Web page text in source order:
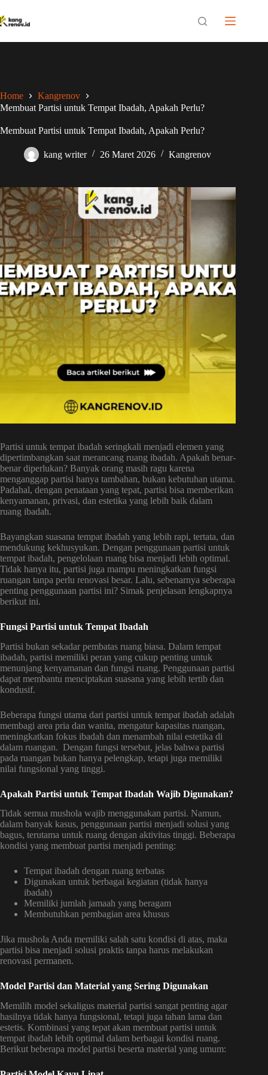
to
content
Home
Kangrenov
Membuat Partisi untuk Tempat Ibadah, Apakah Perlu?
Membuat Partisi untuk Tempat Ibadah, Apakah Perlu?
kang writer 26 Maret 2026 Kangrenov
Partisi untuk tempat ibadah seringkali menjadi elemen yang
dipertimbangkan saat merancang ruang ibadah. Apakah benar-
benar diperlukan? Banyak orang masih ragu karena
menganggap partisi hanya tambahan, bukan kebutuhan utama.
Padahal, dengan penataan yang tepat, partisi bisa memberikan
kenyamanan, privasi, dan estetika yang lebih baik dalam
ruang ibadah.
Bayangkan suasana tempat ibadah yang lebih rapi, tertata, dan
mendukung kekhusyukan. Dengan penggunaan partisi untuk
tempat ibadah, pengelolaan ruang bisa menjadi lebih optimal.
Tidak hanya itu, partisi juga mampu meningkatkan fungsi
ruangan tanpa perlu renovasi besar. Lalu, sebenarnya seberapa
penting penggunaan partisi ini? Simak penjelasan lengkapnya
berikut ini.
Fungsi Partisi untuk Tempat Ibadah
Partisi bukan sekadar pembatas ruang biasa. Dalam tempat
ibadah, partisi memiliki peran yang cukup penting untuk
menunjang kenyamanan dan fungsi ruang. Penggunaan partisi
dapat membantu menciptakan suasana yang lebih tertib dan
kondusif.
Beberapa fungsi utama dari partisi untuk tempat ibadah adalah
membagi area pria dan wanita, mengatur kapasitas ruangan,
meningkatkan fokus ibadah dan menambah nilai estetika di
dalam ruangan. Dengan fungsi tersebut, jelas bahwa partisi
pada ruangan bukan hanya pelengkap, tetapi juga memiliki
nilai fungsional yang tinggi.
Apakah Partisi untuk Tempat Ibadah Wajib Digunakan?
Tidak semua mushola wajib menggunakan partisi. Namun,
dalam banyak kasus, penggunaan partisi menjadi solusi yang
bagus, terutama untuk ruang dengan aktivitas tinggi. Beberapa
kondisi yang membuat partisi menjadi penting:
Tempat ibadah dengan ruang terbatas
Digunakan untuk berbagai kegiatan (tidak hanya
ibadah)
Memiliki jumlah jamaah yang beragam
Membutuhkan pembagian area khusus
Jika mushola Anda memiliki salah satu kondisi di atas, maka
partisi bisa menjadi solusi praktis tanpa harus melakukan
renovasi permanen.
Model Partisi dan Material yang Sering Digunakan
Memilih model sekaligus material partisi sangat penting agar
hasilnya tidak hanya fungsional, tetapi juga tahan lama dan
estetis. Kombinasi yang tepat akan membuat partisi untuk
tempat ibadah lebih optimal dalam berbagai kondisi ruang.
Berikut beberapa model partisi beserta material yang umum: